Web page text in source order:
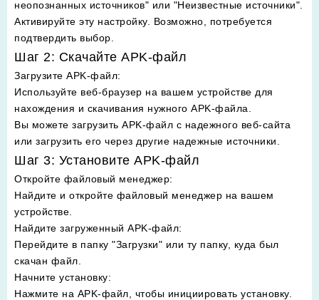
неопознанных источников" или "Неизвестные источники".
Активируйте эту настройку. Возможно, потребуется
подтвердить выбор.
Шаг 2: Скачайте APK-файл
Загрузите APK-файл:
Используйте веб-браузер на вашем устройстве для
нахождения и скачивания нужного APK-файла.
Вы можете загрузить APK-файл с надежного веб-сайта
или загрузить его через другие надежные источники.
Шаг 3: Установите APK-файл
Откройте файловый менеджер:
Найдите и откройте файловый менеджер на вашем
устройстве.
Найдите загруженный APK-файл:
Перейдите в папку "Загрузки" или ту папку, куда был
скачан файл.
Начните установку:
Нажмите на APK-файл, чтобы инициировать установку.